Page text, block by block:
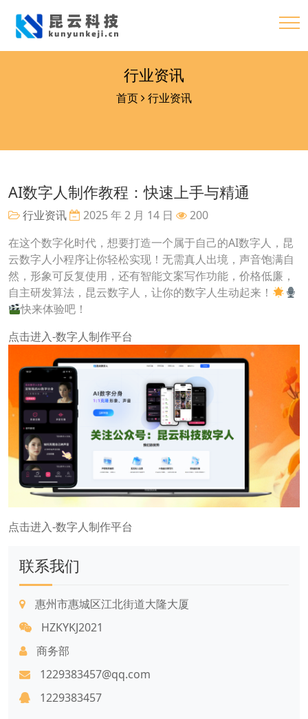
行业资讯
首页 行业资讯
AI数字人制作教程：快速上手与精通
行业资讯 2025 年 2 月 14 日
200
在这个数字化时代，想要打造一个属于自己的AI数字人，昆
云数字人小程序让你轻松实现！无需真人出境，声音饱满自
然，形象可反复使用，还有智能文案写作功能，价格低廉，
自主研发算法，昆云数字人，让你的数字人生动起来！
快来体验吧！
点击进入-数字人制作平台
点击进入-数字人制作平台
联系我们
惠州市惠城区江北街道大隆大厦
HZKYKJ2021
商务部
1229383457@qq.com
1229383457